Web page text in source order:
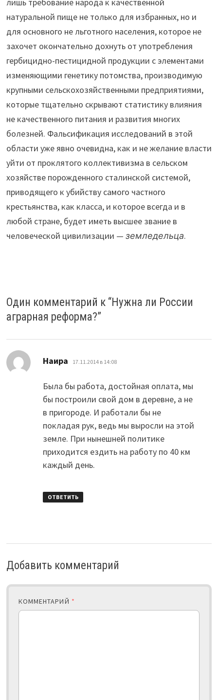
натуральной пище не только для избранных, но и
для основного не льготного населения, которое не
захочет окончательно дохнуть от употребления
гербицидно-пестицидной продукции с элементами
изменяющими генетику потомства, производимую
крупными сельскохозяйственными предприятиями,
которые тщательно скрывают статистику влияния
не качественного питания и развития многих
болезней. Фальсификация исследований в этой
области уже явно очевидна, как и не желание власти
уйти от проклятого коллективизма в сельском
хозяйстве порожденного сталинской системой,
приводящего к убийству самого частного
крестьянства, как класса, и которое всегда и в
любой стране, будет иметь высшее звание в
человеческой цивилизации — земледельца.
Один комментарий к “Нужна ли России
аграрная реформа?”
Наира 17.11.2014 в 14:08
Была бы работа, достойная оплата, мы
бы построили свой дом в деревне, а не
в пригороде. И работали бы не
покладая рук, ведь мы выросли на этой
земле. При нынешней политике
приходится ездить на работу по 40 км
каждый день.
ОТВЕТИТЬ
Добавить комментарий
КОММЕНТАРИЙ *